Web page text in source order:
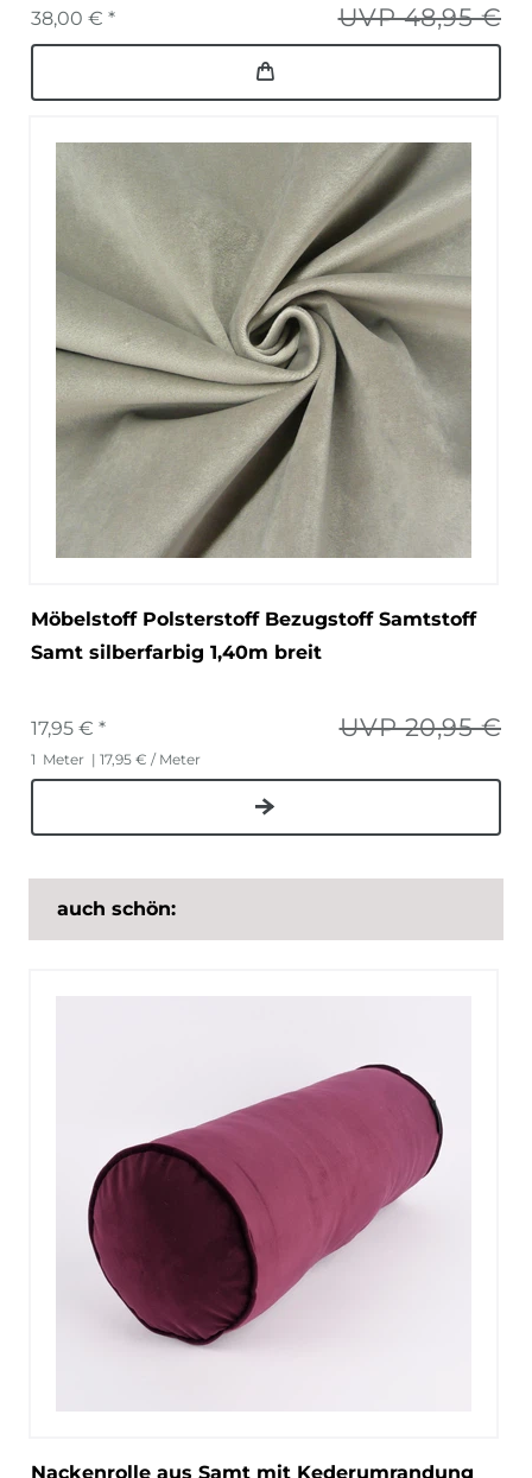
UVP 48,95 €
38,00 € *
Möbelstoff Polsterstoff Bezugstoff Samtstoff
Samt silberfarbig 1,40m breit
UVP 20,95 €
17,95 € *
1 Meter | 17,95 € / Meter
auch schön:
Nackenrolle aus Samt mit Kederumrandung